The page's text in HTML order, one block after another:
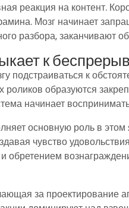
реакция на контент.
Мозг начинает
разбора, заканчивают
к
подстраиваться к
роликов образуются
начинает
основную роль в
чувство
за проектирование